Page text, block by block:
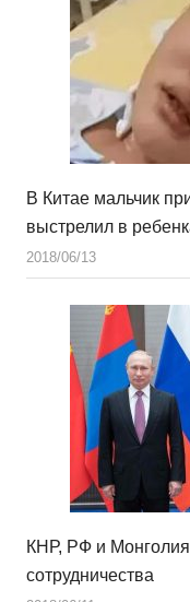
В Китае мальчик
выстрелил в
2018/06/13
КНР, РФ и Монголия
сотрудничества